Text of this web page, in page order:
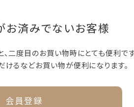
お済みでないお客様
二度目のお買い物時にとても便利です
るなどお買い物が便利になります。
会員登録